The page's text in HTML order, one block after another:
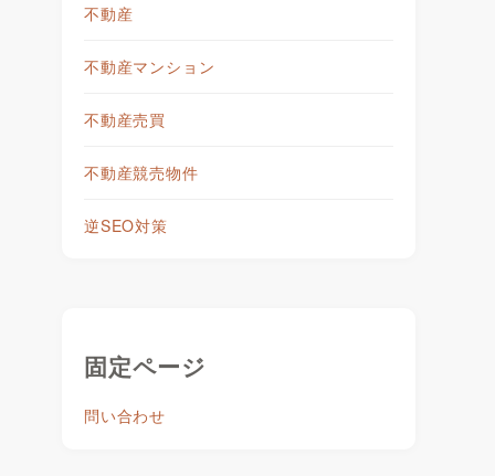
不動産
不動産マンション
不動産売買
不動産競売物件
逆SEO対策
固定ページ
問い合わせ